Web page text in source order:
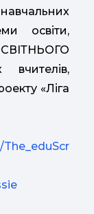
освіти,
«Ліга